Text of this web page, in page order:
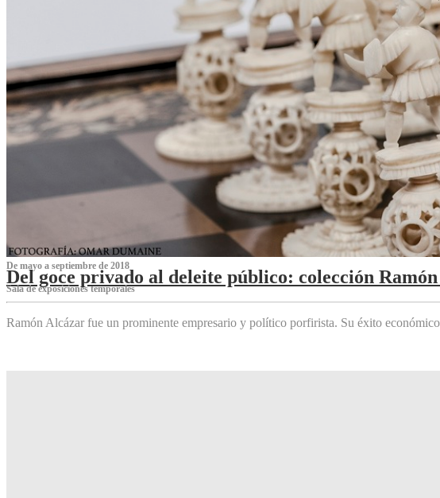
De mayo a septiembre de 2018
Del goce privado al deleite público: colección
Sala de exposiciones temporales
Ramón Alcázar fue un prominente empresario y político porfirista. Su éxito